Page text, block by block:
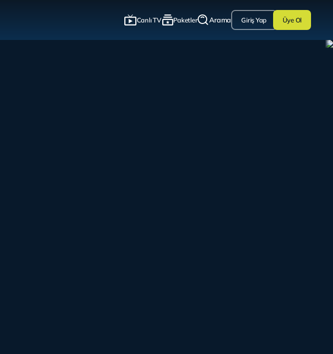
Canlı TV Paketler Arama Giriş Yap Üye Ol